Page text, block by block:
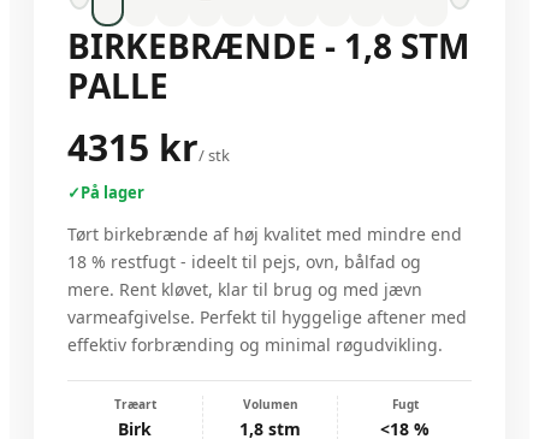
BIRKEBRÆNDE - 1,8 STM
PALLE
4315 kr/stk
✓På lager
Tørt birkebrænde af høj kvalitet med mindre end
18 % restfugt - ideelt til pejs, ovn, bålfad og
mere. Rent kløvet, klar til brug og med jævn
varmeafgivelse. Perfekt til hyggelige aftener med
effektiv forbrænding og minimal røgudvikling.
Træart
Birk
Volumen
1,8 stm
Fugt
<18 %